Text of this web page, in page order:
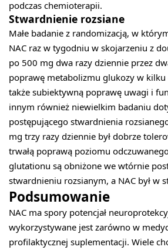
podczas chemioterapii.
Stwardnienie rozsiane
Małe badanie z randomizacją, w
NAC raz w tygodniu w skojarzeniu z
po 500 mg dwa razy dziennie przez
poprawę metabolizmu glukozy w kilku
także subiektywną poprawę uwagi i
innym również niewielkim badaniu
postępującego stwardnienia
mg trzy razy dziennie był dobrze
trwałą poprawą poziomu
glutationu są obniżone we wtórnie
stwardnieniu rozsianym, a NAC był w
Podsumowanie
NAC ma spory potencjał
wykorzystywane jest zarówno w
profilaktycznej suplementacji. Wiele